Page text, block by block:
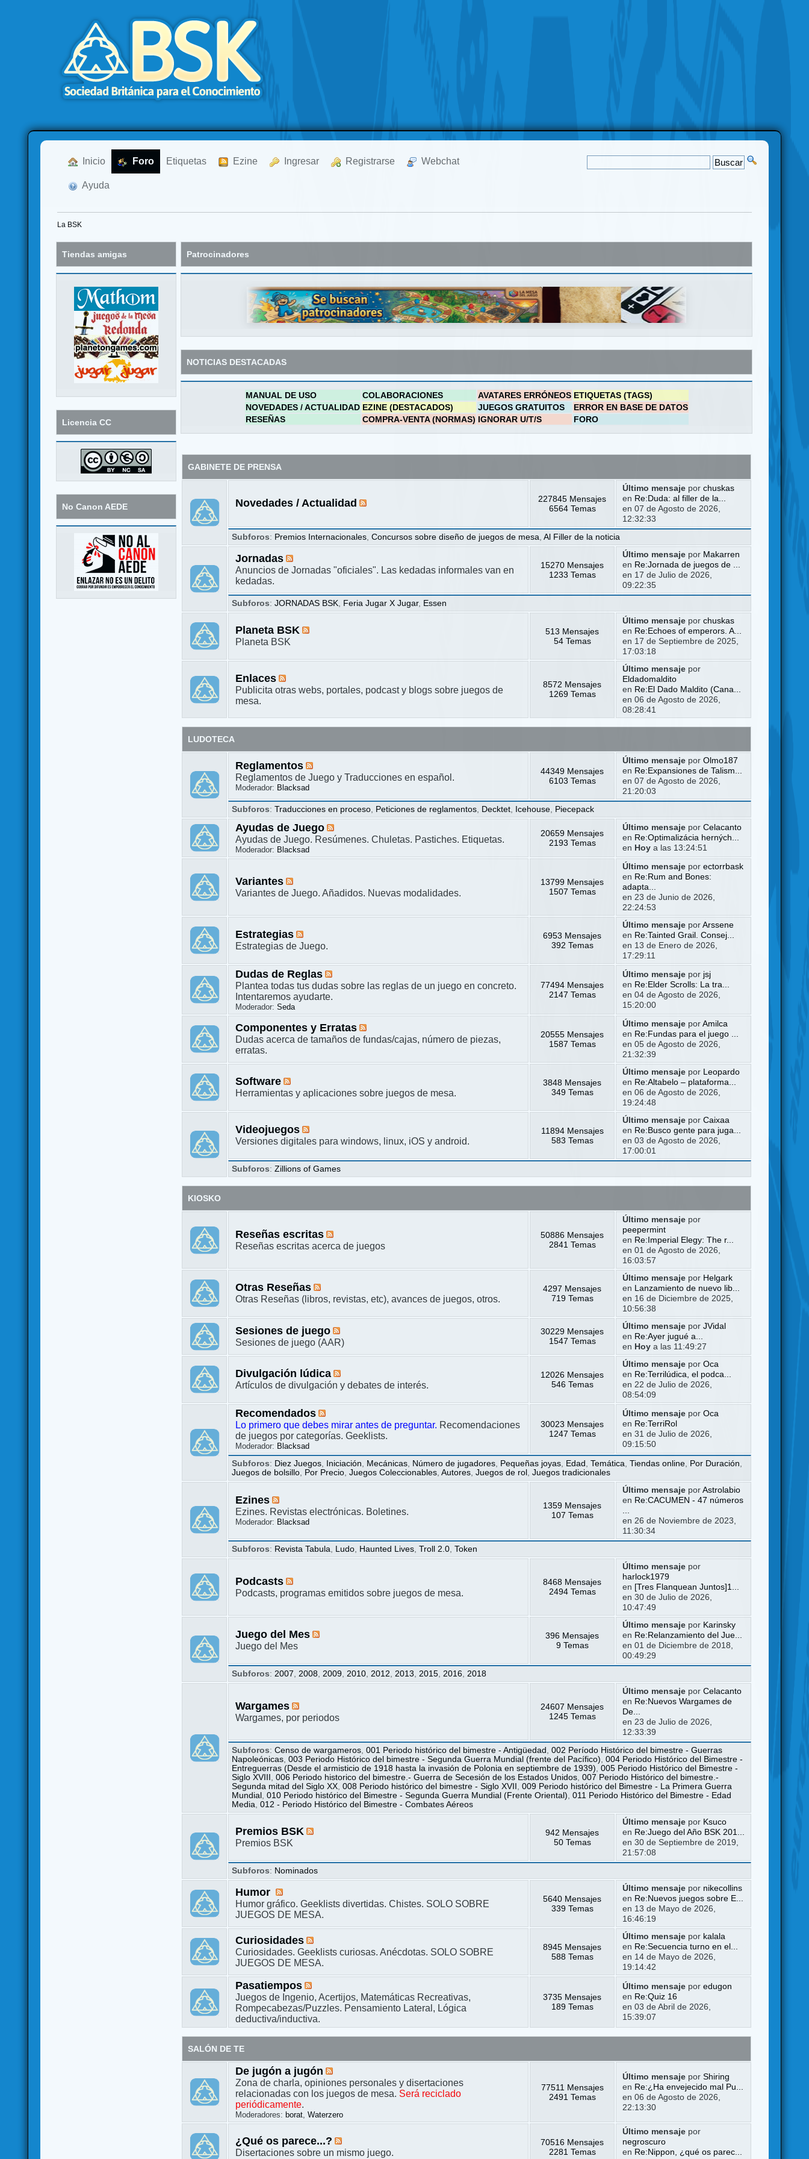
Inicio Foro Etiquetas Ezine Ingresar Registrarse Webchat
Ayuda
La BSK
Tiendas amigas
Licencia CC
No Canon AEDE
Patrocinadores
NOTICIAS DESTACADAS
MANUAL DE USO COLABORACIONES AVATARES ERRÓNEOS ETIQUETAS (TAGS)
NOVEDADES / ACTUALIDAD EZINE (DESTACADOS) JUEGOS GRATUITOS
ERROR EN BASE DE DATOS
RESEÑAS
COMPRA-VENTA (NORMAS) IGNORAR U/T/S FORO
GABINETE DE PRENSA
Novedades / Actualidad
227845 Mensajes
6564 Temas
Último mensajepor chuskas
en Re:Duda: al filler de la...
en 07 de Agosto de 2026,
12:32:33
Subforos: Premios Internacionales ,Concursos sobre diseño de juegos de mesa ,Al Filler de la noticia
Jornadas
Anuncios de Jornadas "oficiales". Las kedadas informales van en
kedadas.
15270 Mensajes
1233 Temas
Último mensajepor Makarren
en Re:Jornada de juegos de ...
en 17 de Julio de 2026,
09:22:35
Subforos:JORNADAS BSK Feria Jugar X Jugar, Essen
Planeta BSK
Planeta BSK
513 Mensajes
54 Temas
Último mensajepor chuskas
en Re:Echoes of emperors. A...
en 17 de Septiembre de 2025,
17:03:18
Enlaces
Publicita otras webs, portales, podcast y blogs sobre juegos de
mesa.
8572 Mensajes
1269 Temas
Último mensajepor
Eldadomaldito
en Re:El Dado Maldito (Cana...
en 06 de Agosto de 2026,
08:28:41
LUDOTECA
Reglamentos
Reglamentos de Juego y Traducciones en español.
Moderador: Blacksad
44349 Mensajes
6103 Temas
Último mensajepor Olmo187
en Re:Expansiones de Talism...
en 07 de Agosto de 2026,
21:20:03
Subforos:Traducciones en proceso Peticiones de reglamentos Decktet Icehouse Piecepack
Ayudas de Juego
Ayudas de Juego. Resúmenes. Chuletas. Pastiches. Etiquetas.
Moderador: Blacksad
20659 Mensajes
2193 Temas
Último mensajepor Celacanto
en Re:Optimalizácia herných...
en Hoya las 13:24:51
Variantes
Variantes de Juego. Añadidos. Nuevas modalidades.
13799 Mensajes
1507 Temas
Último mensajepor ectorrbask
en Re:Rum and Bones:
adapta...
en 23 de Junio de 2026,
22:24:53
Estrategias
Estrategias de Juego.
6953 Mensajes
392 Temas
Último mensajepor Arssene
en Re:Tainted Grail. Consej...
en 13 de Enero de 2026,
17:29:11
Dudas de Reglas
Plantea todas tus dudas sobre las reglas de un juego en concreto.
Intentaremos ayudarte.
Moderador:Seda
77494 Mensajes
2147 Temas
Último mensajepor jsj
en Re:Elder Scrolls: La tra...
en 04 de Agosto de 2026,
15:20:00
Componentes y Erratas
Dudas acerca de tamaños de fundas/cajas, número de piezas,
erratas.
20555 Mensajes
1587 Temas
Último mensajepor Amilca
en Re:Fundas para el juego ...
en 05 de Agosto de 2026,
21:32:39
Software
Herramientas y aplicaciones sobre juegos de mesa.
3848 Mensajes
349 Temas
Último mensajepor
Leopardo
en Re:Altabelo – plataforma...
en 06 de Agosto de 2026,
19:24:48
Videojuegos
Versiones digitales para windows, linux, iOS y android.
11894 Mensajes
583 Temas
Último mensajepor Caixaa
en Re:Busco gente para juga...
en 03 de Agosto de 2026,
17:00:01
Subforos:Zillions of Games
KIOSKO
Reseñas escritas
Reseñas escritas acerca de juegos
50886 Mensajes
2841 Temas
Último mensajepor
peepermint
en Re:Imperial Elegy: The r...
en 01 de Agosto de 2026,
16:03:57
Otras Reseñas
Otras Reseñas (libros, revistas, etc), avances de juegos, otros.
4297 Mensajes
719 Temas
Último mensajepor Helgark
en
Lanzamiento de nuevo lib...
en 16 de Diciembre de 2025,
10:56:38
Sesiones de juego
Sesiones de juego (AAR)
30229 Mensajes
1547 Temas
Último mensajepor JVidal
en Re:Ayer jugué a...
en Hoya las 11:49:27
Divulgación lúdica
Artículos de divulgación y debates de interés.
12026 Mensajes
546 Temas
Último mensajepor Oca
en Re:Terrilúdica, el podca...
en 22 de Julio de 2026,
08:54:09
Recomendados
Lo primero que debes mirar antes de preguntar. Recomendaciones
de juegos por categorías. Geeklists.
Moderador: Blacksad
30023 Mensajes
1247 Temas
Último mensajepor Oca
en Re:TerriRol
en 31 de Julio de 2026,
09:15:50
Subforos: Diez Juegos Iniciación Mecánicas Número de jugadores Pequeñas joyas Edad ,Temática ,Tiendas online Por Duración
Juegos de bolsillo
Por Precio ,Juegos Coleccionables ,Autores ,Juegos de rol ,Juegos tradicionales
Ezines
Ezines. Revistas electrónicas. Boletines.
Moderador: Blacksad
1359 Mensajes
107 Temas
Último mensajepor Astrolabio
en Re:CACUMEN - 47 números
en 26 de Noviembre de 2023,
11:30:34
Subforos: Revista Tabula Ludo Haunted Lives ,Troll 2.0 ,Token
Podcasts
Podcasts, programas emitidos sobre juegos de mesa.
8468 Mensajes
2494 Temas
Último mensajepor
harlock1979
en [Tres Flanquean Juntos]1...
en 30 de Julio de 2026,
10:47:49
Juego del Mes
Juego del Mes
396 Mensajes
9 Temas
Último mensajepor Karinsky
en Re:Relanzamiento del Jue...
en 01 de Diciembre de 2018,
00:49:29
Subforos: 2007 2008 2009 2010 2012 2013 2015 2016 2018
Wargames
Wargames, por periodos
24607 Mensajes
1245 Temas
Último mensajepor Celacanto
en Re:Nuevos Wargames de
De...
en 23 de Julio de 2026,
12:33:39
Subforos:Censo de wargameros ,001 Periodo histórico del bimestre - Antigüedad ,002 Período Histórico del bimestre - Guerras
Napoleónicas ,003 Periodo Histórico del bimestre - Segunda Guerra Mundial (frente del Pacífico) ,004 Periodo Histórico del Bimestre -
Entreguerras (Desde el armisticio de 1918 hasta la invasión de Polonia en septiembre de 1939) ,005 Periodo Histórico del Bimestre -
Siglo XVIII
,006 Periodo historico del bimestre.- Guerra de Secesión de los Estados Unidos ,007 Periodo Histórico del bimestre.-
Segunda mitad del Siglo XX ,008 Periodo histórico del bimestre - Siglo XVII ,009 Periodo histórico del Bimestre - La Primera Guerra
Mundial
,010 Periodo histórico del Bimestre - Segunda Guerra Mundial (Frente Oriental) ,011 Periodo Histórico del Bimestre - Edad
Media ,012 - Periodo Histórico del Bimestre - Combates Aéreos
Premios BSK
Premios BSK
942 Mensajes
50 Temas
Último mensajepor Ksuco
en Re:Juego del Año BSK 201...
en 30 de Septiembre de 2019,
21:57:08
Subforos: Nominados
Humor
Humor gráfico. Geeklists divertidas. Chistes. SOLO SOBRE
JUEGOS DE MESA.
5640 Mensajes
339 Temas
Último mensajepor nikecollins
en Re:Nuevos juegos sobre E...
en 13 de Mayo de 2026,
16:46:19
Curiosidades
Curiosidades. Geeklists curiosas. Anécdotas. SOLO SOBRE
JUEGOS DE MESA.
8945 Mensajes
588 Temas
Último mensajepor kalala
en Re:Secuencia turno en el...
en 14 de Mayo de 2026,
19:14:42
Pasatiempos
Juegos de Ingenio, Acertijos, Matemáticas Recreativas,
Rompecabezas/Puzzles. Pensamiento Lateral, Lógica
deductiva/inductiva.
3735 Mensajes
189 Temas
Último mensajepor edugon
en Re:Quiz 16
en 03 de Abril de 2026,
15:39:07
SALÓN DE TE
De jugón a jugón
Zona de charla, opiniones personales y disertaciones
relacionadas con los juegos de mesa. Será reciclado
periódicamente.
Moderadores: borat ,Waterzero
77511 Mensajes
2491 Temas
Último mensajepor Shiring
en Re:¿Ha envejecido mal Pu...
en 06 de Agosto de 2026,
22:13:30
¿Qué os parece...?
Disertaciones sobre un mismo juego.
70516 Mensajes
2281 Temas
Último mensajepor
negroscuro
en Re:Nippon, ¿qué os parec...